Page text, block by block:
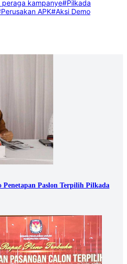
peraga kampanye#Pilkada
APK#Aksi Demo
Penetapan Paslon Terpilih Pilkada